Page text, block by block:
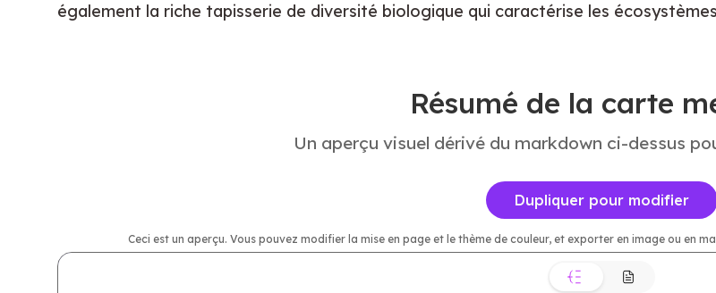
également la riche tapisserie de diversité biologique qui caractérise les
Résumé de la carte
Un aperçu visuel dérivé du markdown ci-dessus
Dupliquer pour modifier
Ceci est un aperçu. Vous pouvez modifier la mise en page et le thème de couleur, et exporter en image ou en